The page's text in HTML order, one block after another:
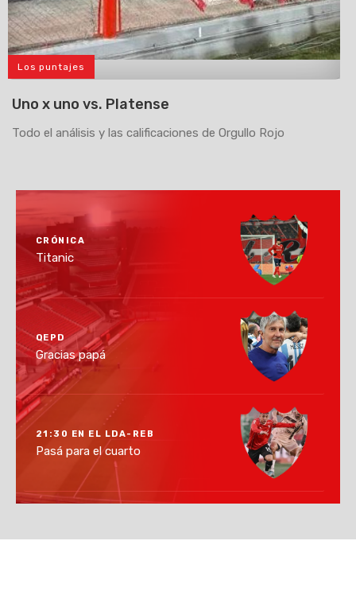
Los puntajes
Uno x uno vs. Platense
Todo el análisis y las calificaciones de Orgullo Rojo
CRÓNICA
Titanic
QEPD
Gracias papá
21:30 EN EL LDA-REB
Pasá para el cuarto